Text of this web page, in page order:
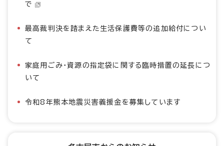
で
最高裁判決を踏まえた生活保護費等の追加給付につい
て
家庭用ごみ・資源の指定袋に関する臨時措置の延長につ
いて
令和8年熊本地震災害義援金を募集しています